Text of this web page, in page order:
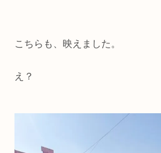
こちらも、映えました。
え？